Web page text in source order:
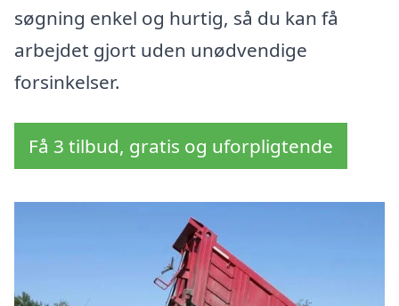
søgning enkel og hurtig, så du kan få
arbejdet gjort uden unødvendige
forsinkelser.
Få 3 tilbud, gratis og uforpligtende